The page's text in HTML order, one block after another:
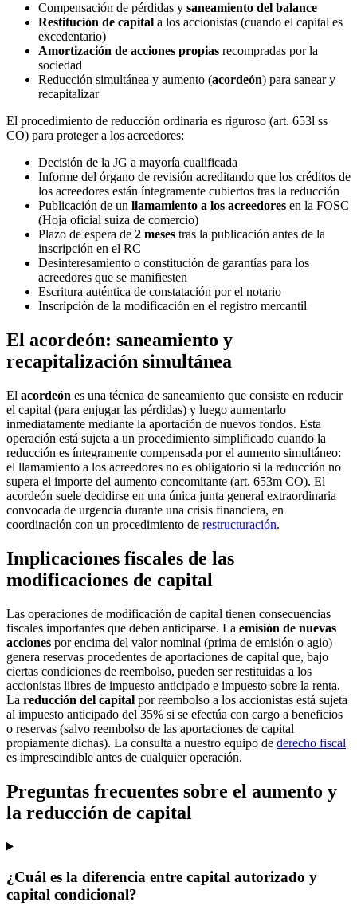
Compensación de pérdidas y saneamiento del balance
Restitución de capital a los accionistas (cuando el capital es
excedentario)
Amortización de acciones propias recompradas por la
sociedad
Reducción simultánea y aumento (acordeón) para sanear y
recapitalizar
El procedimiento de reducción ordinaria es riguroso (art. 653l ss
CO) para proteger a los acreedores:
Decisión de la JG a mayoría cualificada
Informe del órgano de revisión acreditando que los créditos de
los acreedores están íntegramente cubiertos tras la reducción
Publicación de un llamamiento a los acreedores en la FOSC
(Hoja oficial suiza de comercio)
Plazo de espera de 2 meses tras la publicación antes de la
inscripción en el RC
Desinteresamiento o constitución de garantías para los
acreedores que se manifiesten
Escritura auténtica de constatación por el notario
Inscripción de la modificación en el registro mercantil
El acordeón: saneamiento y
recapitalización simultánea
El acordeón es una técnica de saneamiento que consiste en reducir
el capital (para enjugar las pérdidas) y luego aumentarlo
inmediatamente mediante la aportación de nuevos fondos. Esta
operación está sujeta a un procedimiento simplificado cuando la
reducción es íntegramente compensada por el aumento simultáneo:
el llamamiento a los acreedores no es obligatorio si la reducción no
supera el importe del aumento concomitante (art. 653m CO). El
acordeón suele decidirse en una única junta general extraordinaria
convocada de urgencia durante una crisis financiera, en
coordinación con un procedimiento de restructuración.
Implicaciones fiscales de las
modificaciones de capital
Las operaciones de modificación de capital tienen consecuencias
fiscales importantes que deben anticiparse. La emisión de nuevas
acciones por encima del valor nominal (prima de emisión o agio)
genera reservas procedentes de aportaciones de capital que, bajo
ciertas condiciones de reembolso, pueden ser restituidas a los
accionistas libres de impuesto anticipado e impuesto sobre la renta.
La reducción del capital por reembolso a los accionistas está sujeta
al impuesto anticipado del 35% si se efectúa con cargo a beneficios
o reservas (salvo reembolso de las aportaciones de capital
propiamente dichas). La consulta a nuestro equipo de derecho fiscal
es imprescindible antes de cualquier operación.
Preguntas frecuentes sobre el aumento y
la reducción de capital
¿Cuál es la diferencia entre capital autorizado y
capital condicional?